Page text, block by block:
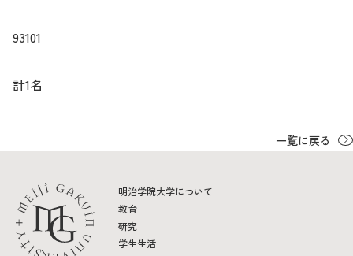
ボランティア
入試情報サイト
93101
計1名
一覧に戻る
明治学院大学について
教育
研究
学生生活